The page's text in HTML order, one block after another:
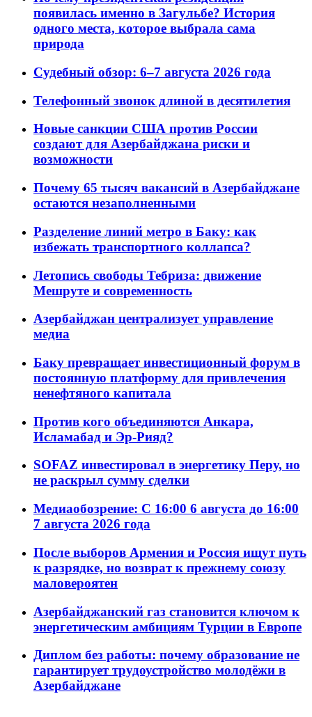
появилась именно в Загульбе? История
одного места, которое выбрала сама
природа
Судебный обзор: 6–7 августа 2026 года
Телефонный звонок длиной в десятилетия
Новые санкции США против России
создают для Азербайджана риски и
возможности
Почему 65 тысяч вакансий в Азербайджане
остаются незаполненными
Разделение линий метро в Баку: как
избежать транспортного коллапса?
Летопись свободы Тебриза: движение
Мешруте и современность
Азербайджан централизует управление
медиа
Баку превращает инвестиционный форум в
постоянную платформу для привлечения
ненефтяного капитала
Против кого объединяются Анкара,
Исламабад и Эр-Рияд?
SOFAZ инвестировал в энергетику Перу, но
не раскрыл сумму сделки
Медиаобозрение: С 16:00 6 августа до 16:00
7 августа 2026 года
После выборов Армения и Россия ищут путь
к разрядке, но возврат к прежнему союзу
маловероятен
Азербайджанский газ становится ключом к
энергетическим амбициям Турции в Европе
Диплом без работы: почему образование не
гарантирует трудоустройство молодёжи в
Азербайджане